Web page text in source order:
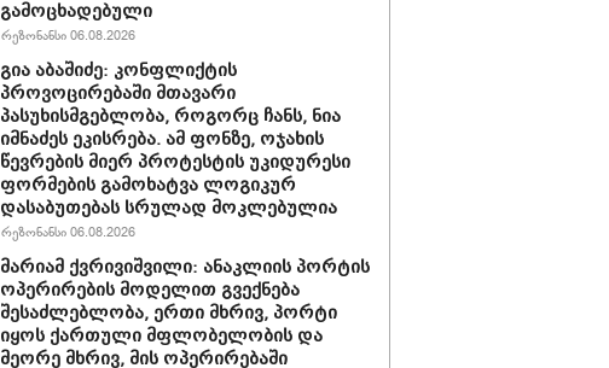
გამოცხადებული
რეზონანსი 06.08.2026
გია აბაშიძე: კონფლიქტის
პროვოცირებაში მთავარი
პასუხისმგებლობა, როგორც ჩანს, ნია
იმნაძეს ეკისრება. ამ ფონზე, ოჯახის
წევრების მიერ პროტესტის უკიდურესი
ფორმების გამოხატვა ლოგიკურ
დასაბუთებას სრულად მოკლებულია
რეზონანსი 06.08.2026
მარიამ ქვრივიშვილი: ანაკლიის პორტის
ოპერირების მოდელით გვექნება
შესაძლებლობა, ერთი მხრივ, პორტი
იყოს ქართული მფლობელობის და
მეორე მხრივ, მის ოპერირებაში